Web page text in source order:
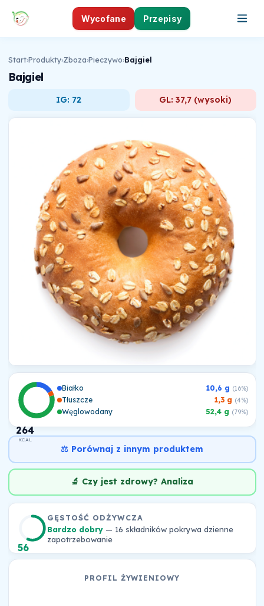
Wycofane Przepisy
Start›Produkty›Zboza›Pieczywo›Bajgiel
Bajgiel
IG: 72 GL: 37,7 (wysoki)
264
KCAL
Białko 10,6 g (16%)
Tłuszcze 1,3 g (4%)
Węglowodany 52,4 g (79%)
⚖️ Porównaj z innym produktem
🔬 Czy jest zdrowy? Analiza
56
GĘSTOŚĆ ODŻYWCZA
Bardzo dobry— 16 składników pokrywa dzienne
zapotrzebowanie
PROFIL ŻYWIENIOWY